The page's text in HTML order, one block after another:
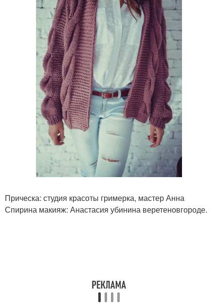
Прическа: студия красоты гримерка, мастер Анна
Спирина макияж: Анастасия убинина веретеновгороде.